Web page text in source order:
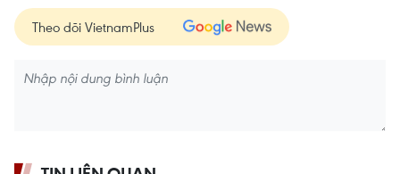
Theo dõi VietnamPlus